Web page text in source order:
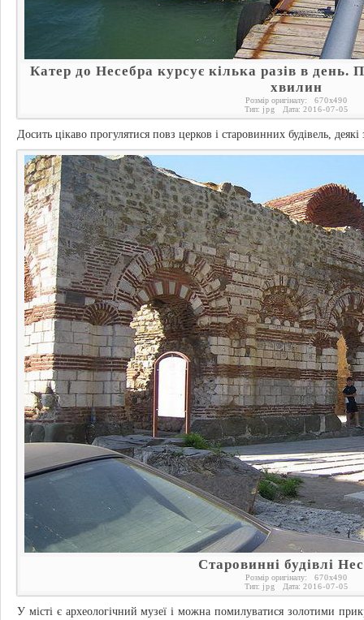
Катер до Несебра курсує кілька разів в день.
хвилин
Розмір оригіналу: 670x490
Тип: jpg Дата: 2016-07-05
Досить цікаво прогулятися повз церков і старовинних будівель, деякі
Старовинні будівлі
Розмір оригіналу: 670x490
Тип: jpg Дата: 2016-07-05
У місті є археологічний музеї і можна помилуватися золотими